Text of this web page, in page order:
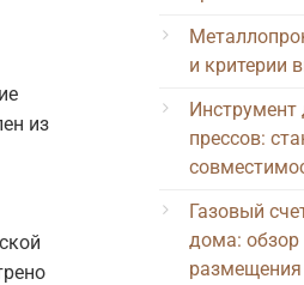
из
и критерии
Инструмент
прессов:
Газовый
дома: обзор
размещения